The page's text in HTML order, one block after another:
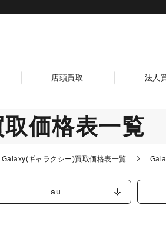
店頭買取 法人
価格表一覧
Galaxy(ギャラクシー)買取価格表一覧
au